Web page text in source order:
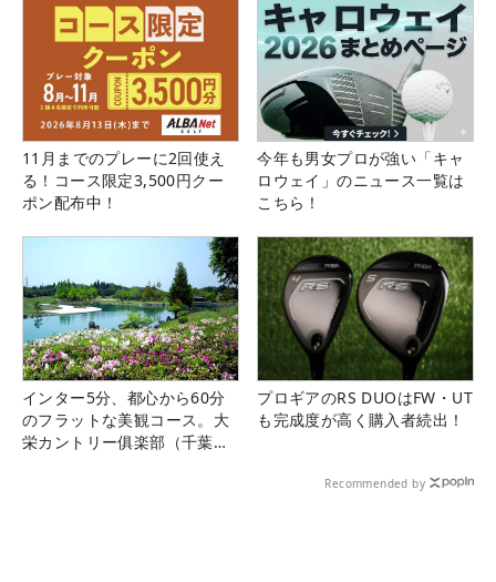
11月までのプレーに2回使え
る！コース限定3,500円クー
ポン配布中！
今年も男女プロが強い「キャ
ロウェイ」のニュース一覧は
こちら！
インター5分、都心から60分
のフラットな美観コース。大
栄カントリー俱楽部（千葉
プロギアのRS DUOはFW・UT
も完成度が高く購入者続出！
Recommended by